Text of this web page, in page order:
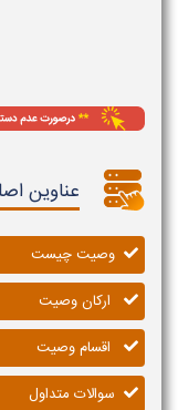
عناوین
وصیت چیست
ارکان وصیت
اقسام وصیت
سوالات متداول